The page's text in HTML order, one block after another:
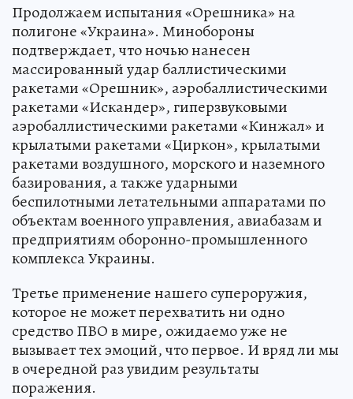
Продолжаем испытания «Орешника» на
полигоне «Украина». Минобороны
подтверждает, что ночью нанесен
массированный удар баллистическими
ракетами «Орешник», аэробаллистическими
ракетами «Искандер», гиперзвуковыми
аэробаллистическими ракетами «Кинжал» и
крылатыми ракетами «Циркон», крылатыми
ракетами воздушного, морского и наземного
базирования, а также ударными
беспилотными летательными аппаратами по
объектам военного управления, авиабазам и
предприятиям оборонно-промышленного
комплекса Украины.
Третье применение нашего супероружия,
которое не может перехватить ни одно
средство ПВО в мире, ожидаемо уже не
вызывает тех эмоций, что первое. И вряд ли мы
в очередной раз увидим результаты
поражения.